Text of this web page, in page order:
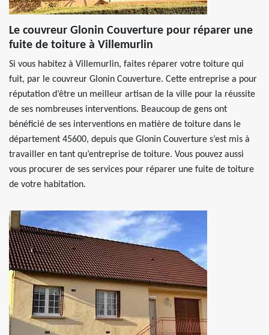
Le couvreur Glonin Couverture pour réparer une
fuite de toiture à Villemurlin
Si vous habitez à Villemurlin, faites réparer votre toiture qui
fuit, par le couvreur Glonin Couverture. Cette entreprise a pour
réputation d’être un meilleur artisan de la ville pour la réussite
de ses nombreuses interventions. Beaucoup de gens ont
bénéficié de ses interventions en matière de toiture dans le
département 45600, depuis que Glonin Couverture s’est mis à
travailler en tant qu’entreprise de toiture. Vous pouvez aussi
vous procurer de ses services pour réparer une fuite de toiture
de votre habitation.